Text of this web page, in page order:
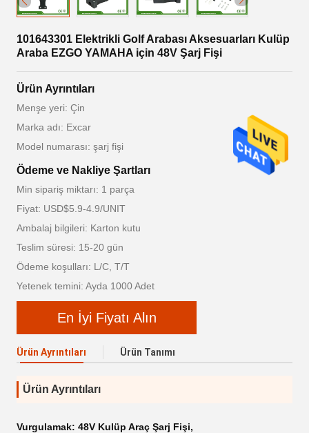
101643301 Elektrikli Golf Arabası Aksesuarları Kulüp
Araba EZGO YAMAHA için 48V Şarj Fişi
Ürün Ayrıntıları
Menşe yeri: Çin
Marka adı: Excar
Model numarası: şarj fişi
Ödeme ve Nakliye Şartları
Min sipariş miktarı: 1 parça
Fiyat: USD$5.9-4.9/UNIT
Ambalaj bilgileri: Karton kutu
Teslim süresi: 15-20 gün
Ödeme koşulları: L/C, T/T
Yetenek temini: Ayda 1000 Adet
En İyi Fiyatı Alın
Ürün Ayrıntıları Ürün Tanımı
Ürün Ayrıntıları
Vurgulamak: 48V Kulüp Araç Şarj Fişi,